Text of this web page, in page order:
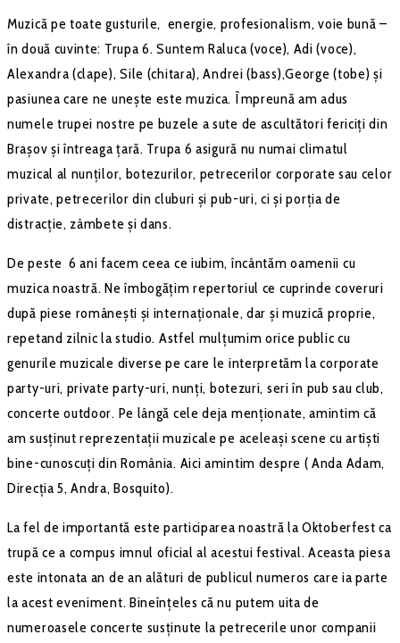
Muzică pe toate gusturile, energie, profesionalism, voie bună –
în două cuvinte: Trupa 6. Suntem Raluca (voce), Adi (voce),
Alexandra (clape), Sile (chitara), Andrei (bass),George (tobe) și
pasiunea care ne unește este muzica. Împreună am adus
numele trupei nostre pe buzele a sute de ascultători fericiți din
Brașov și întreaga țară. Trupa 6 asigură nu numai climatul
muzical al nunților, botezurilor, petrecerilor corporate sau celor
private, petrecerilor din cluburi și pub-uri, ci și porția de
distracție, zâmbete și dans.
De peste 6 ani facem ceea ce iubim, încântăm oamenii cu
muzica noastră. Ne îmbogățim repertoriul ce cuprinde coveruri
după piese românești și internaționale, dar și muzică proprie,
repetand zilnic la studio. Astfel mulțumim orice public cu
genurile muzicale diverse pe care le interpretăm la corporate
party-uri, private party-uri, nunți, botezuri, seri în pub sau club,
concerte outdoor. Pe lângă cele deja menționate, amintim că
am susținut reprezentații muzicale pe aceleași scene cu artiști
bine-cunoscuți din România. Aici amintim despre ( Anda Adam,
Direcția 5, Andra, Bosquito).
La fel de importantă este participarea noastră la Oktoberfest ca
trupă ce a compus imnul oficial al acestui festival. Aceasta piesa
este intonata an de an alături de publicul numeros care ia parte
la acest eveniment. Bineînțeles că nu putem uita de
numeroasele concerte susținute la petrecerile unor companii